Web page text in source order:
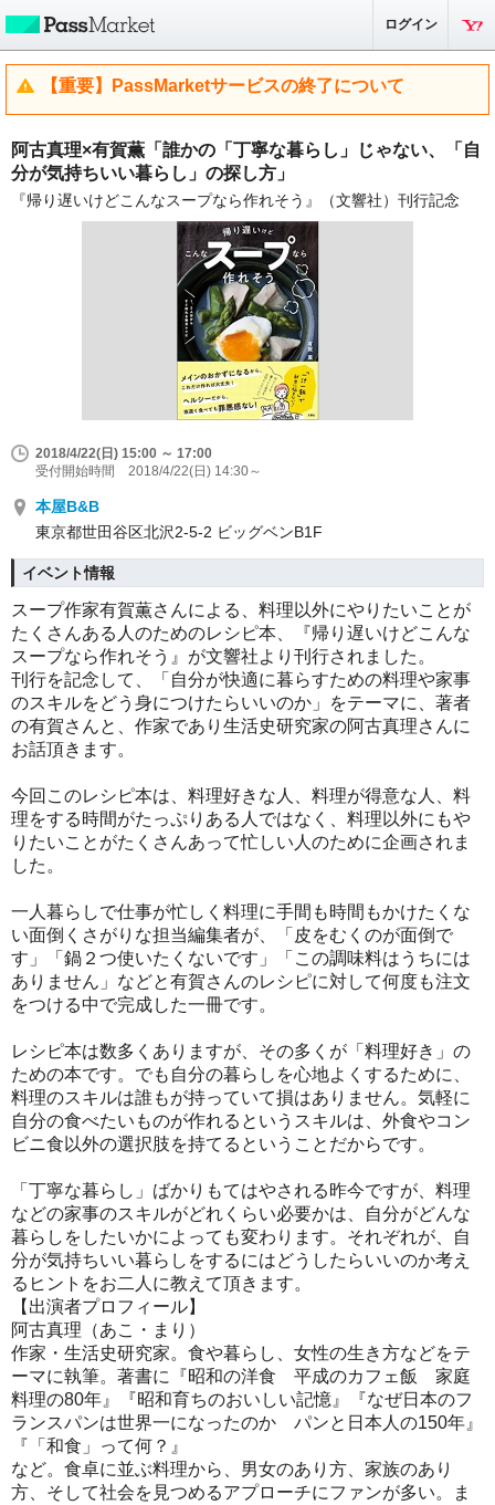
ログイン
【重要】PassMarketサービスの終了について
阿古真理×有賀薫「誰かの「丁寧な暮らし」じゃない、「自
分が気持ちいい暮らし」の探し方」
『帰り遅いけどこんなスープなら作れそう』（文響社）刊行記念
2018/4/22(日) 15:00 ～ 17:00
受付開始時間 2018/4/22(日) 14:30～
本屋B&B
東京都世田谷区北沢2-5-2 ビッグベンB1F
イベント情報
スープ作家有賀薫さんによる、料理以外にやりたいことが
たくさんある人のためのレシピ本、『帰り遅いけどこんな
スープなら作れそう』が文響社より刊行されました。
刊行を記念して、「自分が快適に暮らすための料理や家事
のスキルをどう身につけたらいいのか」をテーマに、著者
の有賀さんと、作家であり生活史研究家の阿古真理さんに
お話頂きます。
今回このレシピ本は、料理好きな人、料理が得意な人、料
理をする時間がたっぷりある人ではなく、料理以外にもや
りたいことがたくさんあって忙しい人のために企画されま
した。
一人暮らしで仕事が忙しく料理に手間も時間もかけたくな
い面倒くさがりな担当編集者が、「皮をむくのが面倒で
す」「鍋２つ使いたくないです」「この調味料はうちには
ありません」などと有賀さんのレシピに対して何度も注文
をつける中で完成した一冊です。
レシピ本は数多くありますが、その多くが「料理好き」の
ための本です。でも自分の暮らしを心地よくするために、
料理のスキルは誰もが持っていて損はありません。気軽に
自分の食べたいものが作れるというスキルは、外食やコン
ビニ食以外の選択肢を持てるということだからです。
「丁寧な暮らし」ばかりもてはやされる昨今ですが、料理
などの家事のスキルがどれくらい必要かは、自分がどんな
暮らしをしたいかによっても変わります。それぞれが、自
分が気持ちいい暮らしをするにはどうしたらいいのか考え
るヒントをお二人に教えて頂きます。
【出演者プロフィール】
阿古真理（あこ・まり）
作家・生活史研究家。食や暮らし、女性の生き方などをテ
ーマに執筆。著書に『昭和の洋食 平成のカフェ飯 家庭
料理の80年』『昭和育ちのおいしい記憶』『なぜ日本のフ
ランスパンは世界一になったのか パンと日本人の150年』
『「和食」って何？』
など。食卓に並ぶ料理から、男女のあり方、家族のあり
方、そして社会を見つめるアプローチにファンが多い。ま